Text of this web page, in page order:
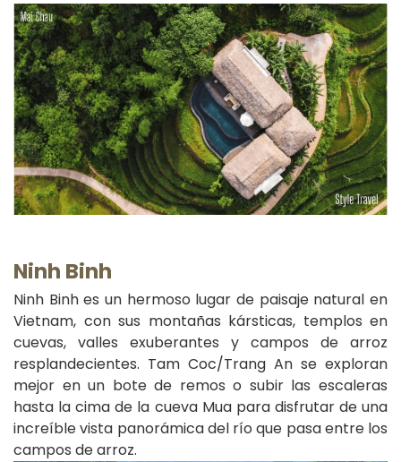
Ninh Binh
Ninh Binh es un hermoso lugar de paisaje natural en
Vietnam, con sus montañas kársticas, templos en
cuevas, valles exuberantes y campos de arroz
resplandecientes. Tam Coc/Trang An se exploran
mejor en un bote de remos o subir las escaleras
hasta la cima de la cueva Mua para disfrutar de una
increíble vista panorámica del río que pasa entre los
campos de arroz.